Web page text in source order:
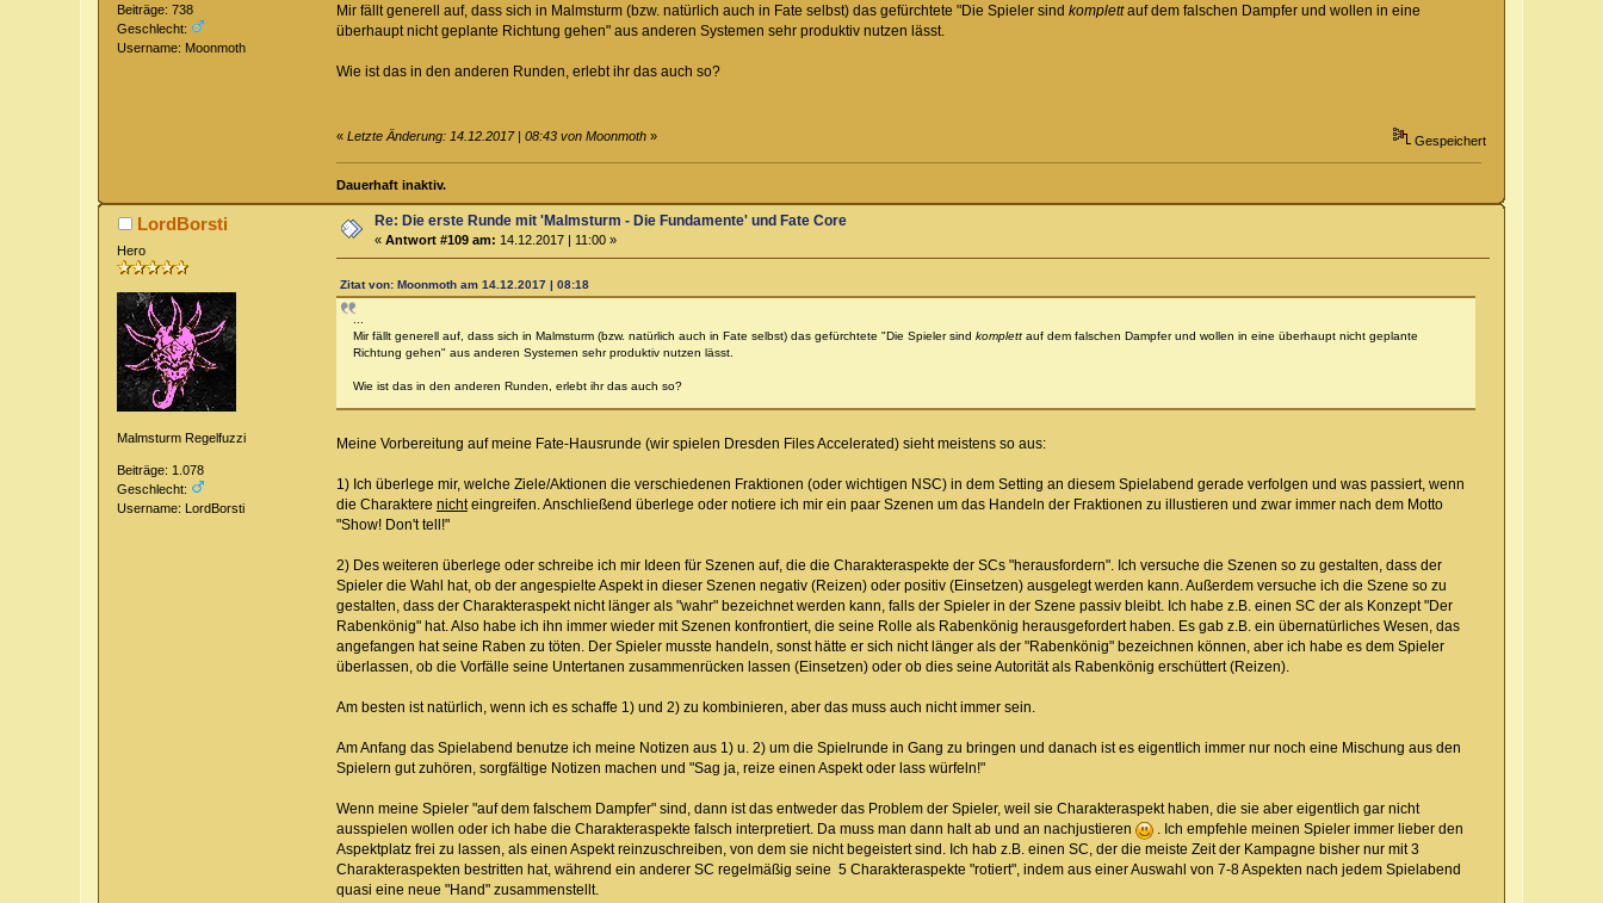
Beiträge: 738
Geschlecht:
Username: Moonmoth
Mir fällt generell auf, dass sich in Malmsturm (bzw. natürlich auch in Fate selbst) das gefürchtete "Die Spieler sind komplettauf dem falschen Dampfer und wollen in eine
überhaupt nicht geplante Richtung gehen" aus anderen Systemen sehr produktiv nutzen lässt.
Wie ist das in den anderen Runden, erlebt ihr das auch so?
« Letzte Änderung: 14.12.2017 | 08:43 von Moonmoth» Gespeichert
Dauerhaft inaktiv.
LordBorsti
Hero
Malmsturm Regelfuzzi
Beiträge: 1.078
Geschlecht:
Username: LordBorsti
Re: Die erste Runde mit 'Malmsturm - Die Fundamente' und Fate Core
«Antwort #109 am: 14.12.2017 | 11:00 »
Zitat von: Moonmoth am 14.12.2017 | 08:18
Mir fällt generell auf, dass sich in Malmsturm (bzw. natürlich auch in Fate selbst) das gefürchtete "Die Spieler sind komplett auf dem falschen Dampfer und wollen in eine überhaupt nicht geplante
Richtung gehen" aus anderen Systemen sehr produktiv nutzen lässt.
Wie ist das in den anderen Runden, erlebt ihr das auch so?
Meine Vorbereitung auf meine Fate-Hausrunde (wir spielen Dresden Files Accelerated) sieht meistens so aus:
1) Ich überlege mir, welche Ziele/Aktionen die verschiedenen Fraktionen (oder wichtigen NSC) in dem Setting an diesem Spielabend gerade verfolgen und was passiert, wenn
die Charaktere nichteingreifen. Anschließend überlege oder notiere ich mir ein paar Szenen um das Handeln der Fraktionen zu illustieren und zwar immer nach dem Motto
"Show! Don't tell!"
2) Des weiteren überlege oder schreibe ich mir Ideen für Szenen auf, die die Charakteraspekte der SCs "herausfordern". Ich versuche die Szenen so zu gestalten, dass der
Spieler die Wahl hat, ob der angespielte Aspekt in dieser Szenen negativ (Reizen) oder positiv (Einsetzen) ausgelegt werden kann. Außerdem versuche ich die Szene so zu
gestalten, dass der Charakteraspekt nicht länger als "wahr" bezeichnet werden kann, falls der Spieler in der Szene passiv bleibt. Ich habe z.B. einen SC der als Konzept "Der
Rabenkönig" hat. Also habe ich ihn immer wieder mit Szenen konfrontiert, die seine Rolle als Rabenkönig herausgefordert haben. Es gab z.B. ein übernatürliches Wesen, das
angefangen hat seine Raben zu töten. Der Spieler musste handeln, sonst hätte er sich nicht länger als der "Rabenkönig" bezeichnen können, aber ich habe es dem Spieler
überlassen, ob die Vorfälle seine Untertanen zusammenrücken lassen (Einsetzen) oder ob dies seine Autorität als Rabenkönig erschüttert (Reizen).
Am besten ist natürlich, wenn ich es schaffe 1) und 2) zu kombinieren, aber das muss auch nicht immer sein.
Am Anfang das Spielabend benutze ich meine Notizen aus 1) u. 2) um die Spielrunde in Gang zu bringen und danach ist es eigentlich immer nur noch eine Mischung aus den
Spielern gut zuhören, sorgfältige Notizen machen und "Sag ja, reize einen Aspekt oder lass würfeln!"
Wenn meine Spieler "auf dem falschem Dampfer" sind, dann ist das entweder das Problem der Spieler, weil sie Charakteraspekt haben, die sie aber eigentlich gar nicht
ausspielen wollen oder ich habe die Charakteraspekte falsch interpretiert. Da muss man dann halt ab und an nachjustieren
. Ich empfehle meinen Spieler immer lieber den
Aspektplatz frei zu lassen, als einen Aspekt reinzuschreiben, von dem sie nicht begeistert sind. Ich hab z.B. einen SC, der die meiste Zeit der Kampagne bisher nur mit 3
Charakteraspekten bestritten hat, während ein anderer SC regelmäßig seine 5 Charakteraspekte "rotiert", indem aus einer Auswahl von 7-8 Aspekten nach jedem Spielabend
quasi eine neue "Hand" zusammenstellt.